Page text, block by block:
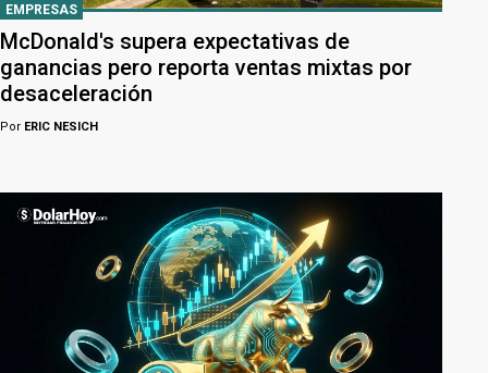
EMPRESAS
McDonald's supera expectativas de
ganancias pero reporta ventas mixtas por
desaceleración
Por ERIC NESICH